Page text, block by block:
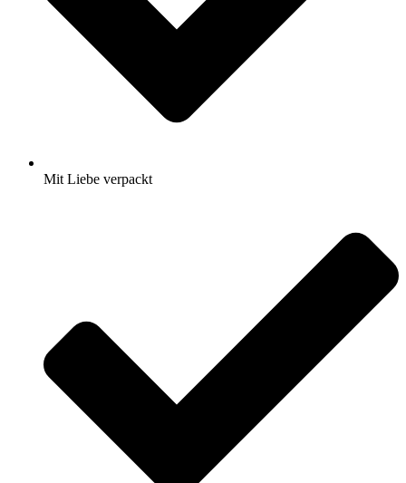
Mit Liebe verpackt